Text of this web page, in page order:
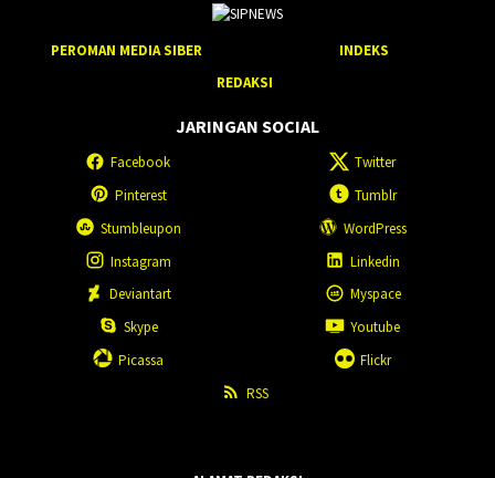
PEROMAN MEDIA SIBER
INDEKS
REDAKSI
JARINGAN SOCIAL
Facebook
Twitter
Pinterest
Tumblr
Stumbleupon
WordPress
Instagram
Linkedin
Deviantart
Myspace
Skype
Youtube
Picassa
Flickr
RSS